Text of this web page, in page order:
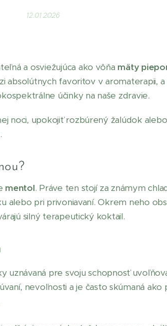
12.01.2026
a osviežujúca ako vôňa mäty
absolútnych favoritov v aromaterapii,
účinky na naše zdravie.
noci, upokojiť rozbúrený žalúdok
mentol. Práve ten stojí za známym
alebo pri privoniavaní. Okrem neho
silný terapeutický koktail.
uznávaná pre svoju schopnosť
nevoľnosti a je často skúmaná ako